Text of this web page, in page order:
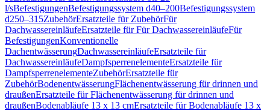
l/sBefestigungenBefestigungssystem d40–200Befestigungssystem
d250–315ZubehörErsatzteile für ZubehörFür
DachwassereinläufeErsatzteile für Für DachwassereinläufeFür
BefestigungenKonventionelle
DachentwässerungDachwassereinläufeErsatzteile für
DachwassereinläufeDampfsperrenelementeErsatzteile für
DampfsperrenelementeZubehörErsatzteile für
ZubehörBodenentwässerungFlächenentwässerung für drinnen und
draußenErsatzteile für Flächenentwässerung für drinnen und
draußenBodenabläufe 13 x 13 cmErsatzteile für Bodenabläufe 13 x